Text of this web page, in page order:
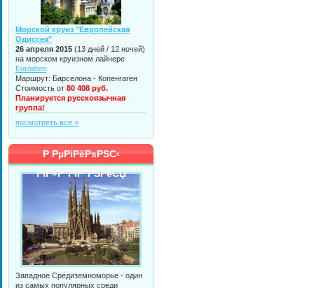
Морской круиз "Европейская
Одиссея"
26 апреля 2015 (13 дней / 12 ночей)
на морском круизном лайнере
Eurodam
Маршрут: Барселона - Копенгаген
Стоимость от 80 408 руб.
Планируется русскоязычная
группа!
посмотреть все »
Р РµРіРёРѕРЅС‹
РїР»Р°РІР°РЅРёСЏ
Западное Средиземноморье - один
из самых популярных среди